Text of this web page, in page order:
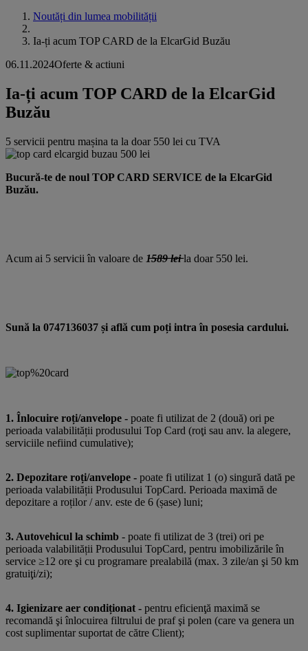
Noutăți din lumea mobilității
Ia-ți acum TOP CARD de la ElcarGid Buzău
06.11.2024Oferte & actiuni
Ia-ți acum TOP CARD de la ElcarGid
Buzău
5 servicii pentru mașina ta la doar 550 lei cu TVA
Bucură-te de noul TOP CARD SERVICE de la ElcarGid
Buzău.
Acum ai 5 servicii în valoare de 1̶5̶8̶9̶ l̶e̶i̶la doar 550 lei.
Sună la 0747136037 și află cum poți intra în posesia cardului.
1. Înlocuire roți/anvelope - poate fi utilizat de 2 (două) ori pe
perioada valabilității produsului Top Card (roţi sau anv. la alegere,
serviciile nefiind cumulative);
2. Depozitare roți/anvelope - poate fi utilizat 1 (o) singură dată pe
perioada valabilității Produsului TopCard. Perioada maximă de
depozitare a roților / anv. este de 6 (șase) luni;
3. Autovehicul la schimb - poate fi utilizat de 3 (trei) ori pe
perioada valabilității Produsului TopCard, pentru imobilizările în
service ≥12 ore şi cu programare prealabilă (max. 3 zile/an şi 50 km
gratuiţi/zi);
4. Igienizare aer condiționat - pentru eficienţă maximă se
recomandă şi înlocuirea filtrului de praf şi polen (care va genera un
cost suplimentar suportat de către Client);